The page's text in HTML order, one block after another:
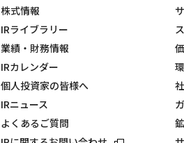
株式情報
IRライブラリー
業績・財務情報
IRカレンダー
個人投資家の皆様へ
IRニュース
よくあるご質問